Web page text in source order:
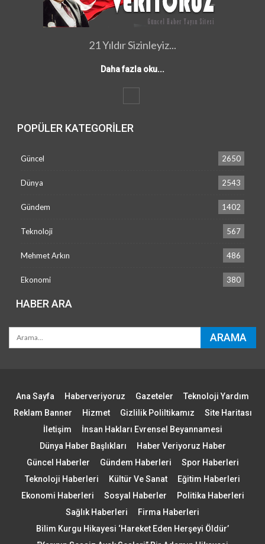
21 Yıldır Sizinleyiz...
Daha fazla oku...
POPÜLER KATEGORILER
Güncel 2650
Dünya 2543
Gündem 1402
Teknoloji 567
Mehmet Arkın 486
Ekonomi 380
HABER ARA
Ana Sayfa Haberveriyoruz Gazeteler
Teknoloji Yardım
Reklam Banner
Hizmet Gizlilik Poliltikamız
Site Haritası
İletişim
İnsan Hakları Evrensel Beyannamesi
Dünya Haber Başlıkları
Haber Veriyoruz Haber
Güncel Haberler
Gündem Haberleri
Spor Haberleri
Teknoloji Haberleri
Kültür Ve Sanat
Eğitim Haberleri
Ekonomi Haberleri
Sosyal Haberler
Politika Haberleri
Sağlık Haberleri
Firma Haberleri
Bilim Kurgu Hikayesi ‘Hareket Eden Herşeyi Öldür’